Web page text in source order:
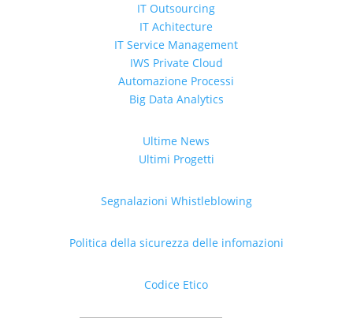
IT Outsourcing
IT Achitecture
IT Service Management
IWS Private Cloud
Automazione Processi
Big Data Analytics
Ultime News
Ultimi Progetti
Segnalazioni Whistleblowing
Politica della sicurezza delle infomazioni
Codice Etico